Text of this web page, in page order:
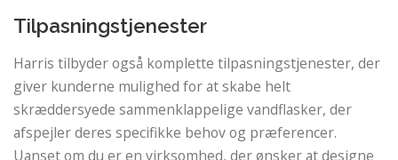
Tilpasningstjenester
Harris tilbyder også komplette tilpasningstjenester, der
giver kunderne mulighed for at skabe helt
skræddersyede sammenklappelige vandflasker, der
afspejler deres specifikke behov og præferencer.
Uanset om du er en virksomhed, der ønsker at designe